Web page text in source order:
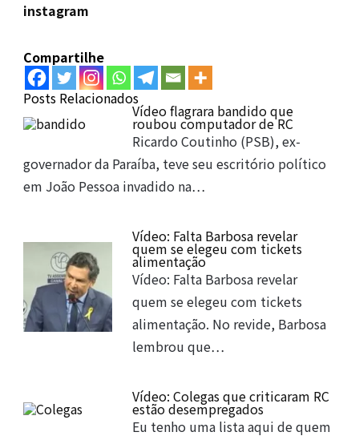
instagram
Compartilhe
Posts Relacionados
Vídeo flagrara bandido que
roubou computador de RC
Ricardo Coutinho (PSB), ex-
governador da Paraíba, teve seu escritório político
em João Pessoa invadido na…
Vídeo: Falta Barbosa revelar
quem se elegeu com tickets
alimentação
Vídeo: Falta Barbosa revelar
quem se elegeu com tickets
alimentação. No revide, Barbosa
lembrou que…
Vídeo: Colegas que criticaram RC
estão desempregados
Eu tenho uma lista aqui de quem